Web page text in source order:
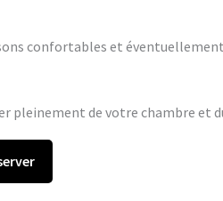
confortables et
pleinement de votre chambre et